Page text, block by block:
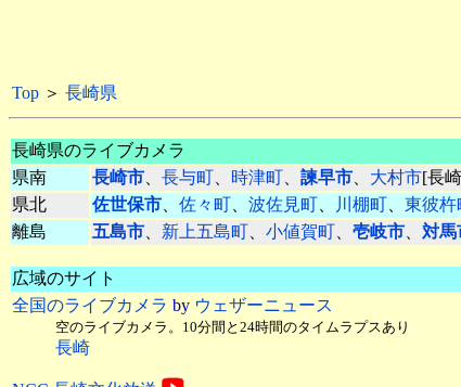
Top ＞ 長崎県
長崎県のライブカメラ
県南
長崎市、 長与町、 時津町、 諫早市、 大村市[長
県北
佐世保市、 佐々町、 波佐見町、 川棚町、 東彼杵
離島
五島市、 新上五島町、 小値賀町、 壱岐市、 対馬
広域のサイト
全国のライブカメラ by ウェザーニュース
空のライブカメラ。10分間と24時間のタイムラプスあり
長崎